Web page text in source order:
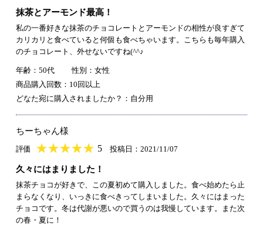
抹茶とアーモンド最高！
私の一番好きな抹茶のチョコレートとアーモンドの相性が良すぎて
カリカリと食べていると何個も食べちゃいます。こちらも毎年購入
のチョコレート、外せないですね(^^♪
年齢：50代
性別：女性
商品購入回数：10回以上
どなた宛に購入されましたか？：自分用
ちーちゃん様
評価 ★★★★★
★★★★★ 5 投稿日：2021/11/07
久々にはまりました！
抹茶チョコが好きで、この夏初めて購入しました。食べ始めたら止
まらなくなり、いっきに食べきってしまいました。久々にはまった
チョコです。冬は代謝が悪いので買うのは我慢しています。また次
の春・夏に！